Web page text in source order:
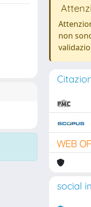
non
social